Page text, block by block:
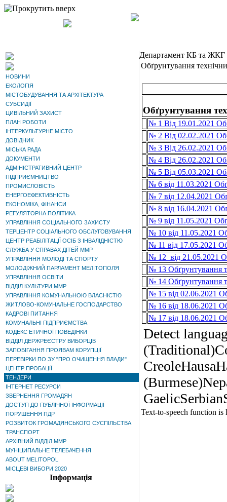
НОВИНИ
ЕКОЛОГІЯ
МІСТОБУДУВАННЯ ТА АРХІТЕКТУРА
СУБСИДІЇ
ЦИВІЛЬНИЙ ЗАХИСТ
ПЛАН РОБОТИ
ІНТЕРКУЛЬТУРНЕ МІСТО
ДОВІДНИК
МІСЬКА РАДА
ДОКУМЕНТИ
АДМІНІСТРАТИВНИЙ ЦЕНТР
ПІДПРИЄМНИЦТВО
ПРОМИСЛОВІСТЬ
ЕНЕРГОЕФЕКТИВНІСТЬ
ЕКОНОМІКА, ФІНАНСИ
РЕГУЛЯТОРНА ПОЛІТИКА
УПРАВЛІННЯ СОЦІАЛЬНОГО ЗАХИСТУ
ТЕРЦЕНТР СОЦІАЛЬНОГО ОБСЛУГОВУВАННЯ
ЦЕНТР РЕАБІЛІТАЦІЇ ОСІБ З ІНВАЛІДНІСТЮ
СЛУЖБА У СПРАВАХ ДІТЕЙ ММР
УПРАВЛІННЯ МОЛОДІ ТА СПОРТУ
МОЛОДІЖНИЙ ПАРЛАМЕНТ МЕЛІТОПОЛЯ
УПРАВЛІННЯ ОСВІТИ
ВІДДІЛ КУЛЬТУРИ ММР
УПРАВЛІННЯ КОМУНАЛЬНОЮ ВЛАСНІСТЮ
ЖИТЛОВО-КОМУНАЛЬНЕ ГОСПОДАРСТВО
КАДРОВІ ПИТАННЯ
КОМУНАЛЬНІ ПІДПРИЄМСТВА
КОДЕКС ЕТИЧНОЇ ПОВЕДІНКИ
ВІДДІЛ ДЕРЖРЕЄСТРУ ВИБОРЦІВ
ЗАПОБІГАННЯ ПРОЯВАМ КОРУПЦІЇ
ПЕРЕВІРКИ ПО ЗУ "ПРО ОЧИЩЕННЯ ВЛАДИ"
ЦЕНТР ПРОБАЦІЇ
ТЕНДЕРИ
ІНТЕРНЕТ РЕСУРСИ
ЗВЕРНЕННЯ ГРОМАДЯН
ДОСТУП ДО ПУБЛІЧНОЇ ІНФОРМАЦІЇ
ПОРУШЕННЯ ПДР
РОЗВИТОК ГРОМАДЯНСЬКОГО СУСПІЛЬСТВА
ТРАНСПОРТ
АРХІВНИЙ ВІДДІЛ ММР
МУНІЦИПАЛЬНЕ ТЕЛЕБАЧЕННЯ
ABOUT MELITOPOL
МІСЦЕВІ ВИБОРИ 2020
Інформація
Департамент КБ та ЖКГ
Обґрунтування
Обґрунтування
№ 1 Від 19.01.2021
№ 2 Від 02.02.2021
№ 3 Від 26.02.2021
№ 4 Від 26.02.2021
№ 5 Від 05.03.2021
№ 6 від 11.03.2021
№ 7 від 12.04.2021
№ 8 від 16.04.2021
№ 9 від 11.05.2021
№ 10 від 11.05.2021
№ 11 від 17.05.2021
№ 12 від 21.05.2021
№ 13 Обґрунтування
№ 14 Обґрунтування
№ 15 від 02.06.2021
№ 16 від 18.06.2021
№ 17 від 18.06.2021
Detect
Text-to-speech function is